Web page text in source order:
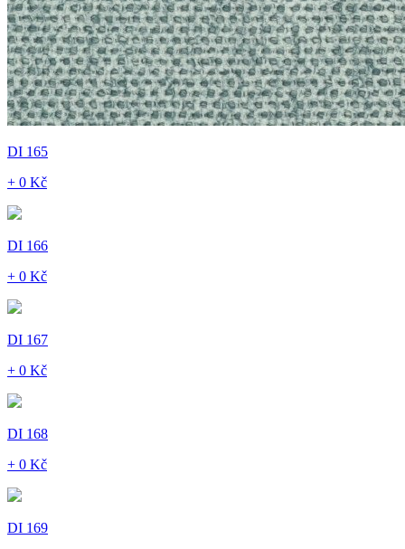
DI 165
+ 0 Kč
DI 166
+ 0 Kč
DI 167
+ 0 Kč
DI 168
+ 0 Kč
DI 169